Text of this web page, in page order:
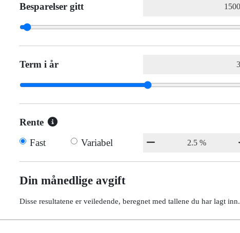
Besparelser gitt
Term i år
Rente
Fast
Variabel
Din månedlige avgift
Disse resultatene er veiledende, beregnet med tallene du har lagt inn.